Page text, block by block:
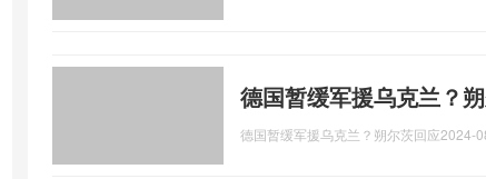
德国暂缓军援乌克兰？
德国暂缓军援乌克兰？朔尔茨回应2024-